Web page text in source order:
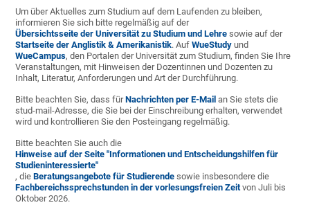
Um über Aktuelles zum Studium auf dem Laufenden zu bleiben,
informieren Sie sich bitte regelmäßig auf der
Übersichtsseite der Universität zu Studium und Lehre sowie auf der
Startseite der Anglistik & Amerikanistik. AufWueStudy und
WueCampus, den Portalen der Universität zum Studium, finden Sie Ihre
Veranstaltungen, mit Hinweisen der Dozentinnen und Dozenten zu
Inhalt, Literatur, Anforderungen und Art der Durchführung.
Bitte beachten Sie, dass fürNachrichten per E-Mail an Sie stets die
stud-mail-Adresse, die Sie bei der Einschreibung erhalten, verwendet
wird und kontrollieren Sie den Posteingang regelmäßig.
Bitte beachten Sie auch die
Hinweise auf der Seite "Informationen und Entscheidungshilfen für
Studieninteressierte"
, dieBeratungsangebote für Studierende sowie insbesondere die
Fachbereichssprechstunden in der vorlesungsfreien Zeitvon Juli bis
Oktober 2026.